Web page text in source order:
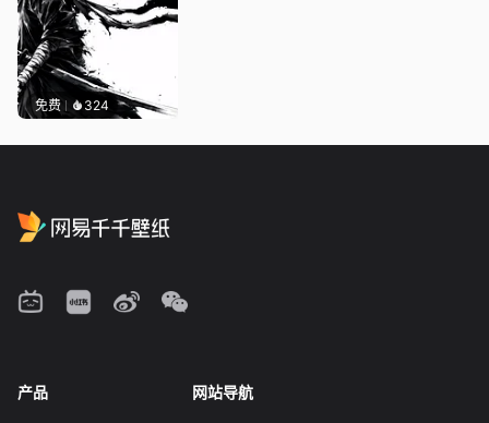
免费 324
产品 网站导航